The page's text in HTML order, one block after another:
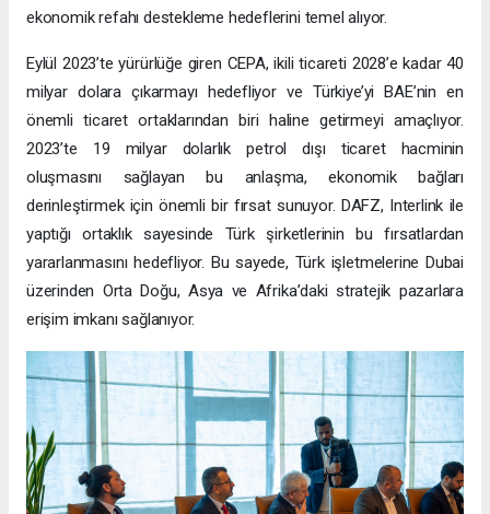
ekonomik refahı destekleme hedeflerini temel alıyor.
Eylül 2023’te yürürlüğe giren CEPA, ikili ticareti 2028’e kadar 40
milyar dolara çıkarmayı hedefliyor ve Türkiye’yi BAE’nin en
önemli ticaret ortaklarından biri haline getirmeyi amaçlıyor.
2023’te 19 milyar dolarlık petrol dışı ticaret hacminin
oluşmasını sağlayan bu anlaşma, ekonomik bağları
derinleştirmek için önemli bir fırsat sunuyor. DAFZ, Interlink ile
yaptığı ortaklık sayesinde Türk şirketlerinin bu fırsatlardan
yararlanmasını hedefliyor. Bu sayede, Türk işletmelerine Dubai
üzerinden Orta Doğu, Asya ve Afrika’daki stratejik pazarlara
erişim imkanı sağlanıyor.